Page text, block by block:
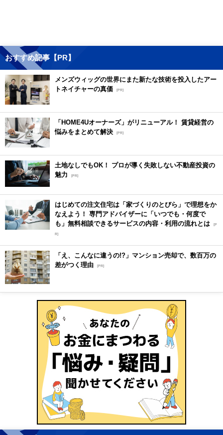
おすすめ記事【PR】
メンズウィッグの世界にまた新たな技術を投入したアー
トネイチャーの真価 [PR]
「HOME4Uオーナーズ」がリニューアル！ 賃貸経営の
悩みをまとめて解決 [PR]
土地なしでもOK！ プロが導く失敗しない不動産投資の
魅力
[PR]
はじめての注文住宅は「家づくりのとびら」で理想をか
なえよう！ 専門アドバイザーに「いつでも・何度で
も」無料相談できるサービスの内容・利用の流れとは [P
R]
「え、こんなに違うの!?」マンション売却で、数百万の
差がつく理由 [PR]